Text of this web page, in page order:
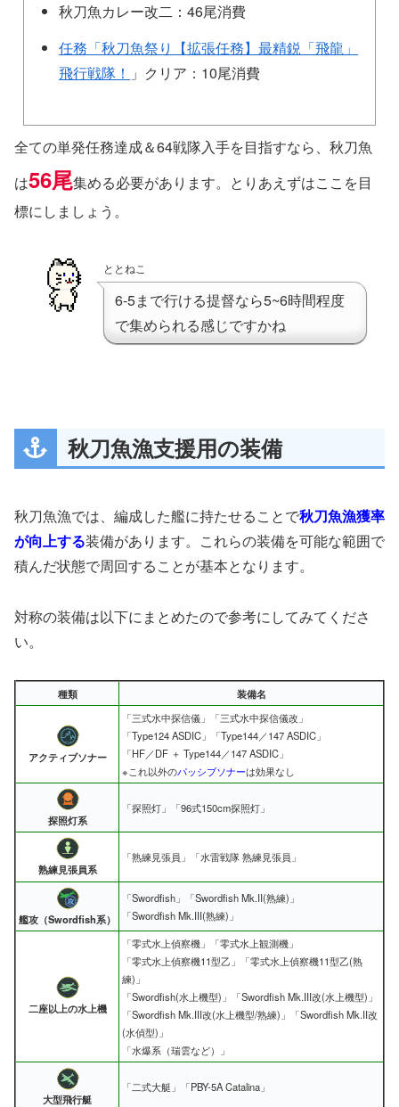
秋刀魚カレー改二：46尾消費
任務「秋刀魚祭り【拡張任務】最精鋭「飛龍」
飛行戦隊！ 」クリア：10尾消費
全ての単発任務達成＆64戦隊入手を目指すなら、秋刀魚
は56尾集める必要があります。とりあえずはここを目
標にしましょう。
ととねこ
6-5まで行ける提督なら5~6時間程度
で集められる感じですかね
秋刀魚漁支援用の装備
秋刀魚漁では、編成した艦に持たせることで秋刀魚漁獲率
が向上する装備があります。これらの装備を可能な範囲で
積んだ状態で周回することが基本となります。
対称の装備は以下にまとめたので参考にしてみてくださ
い。
種類 装備名
アクティブソナー
「三式水中探信儀」「三式水中探信儀改」
「Type124 ASDIC」「Type144／147 ASDIC」
「HF／DF ＋ Type144／147 ASDIC」
※これ以外のパッシブソナーは効果なし
探照灯系
「探照灯」「96式150cm探照灯」
熟練見張員系
「熟練見張員」「水雷戦隊 熟練見張員」
艦攻（Swordfish系）
「Swordfish」「Swordfish Mk.II(熟練)」
「Swordfish Mk.III(熟練)」
二座以上の水上機
「零式水上偵察機」「零式水上観測機」
「零式水上偵察機11型乙」「零式水上偵察機11型乙(熟
練)」
「Swordfish(水上機型)」「Swordfish Mk.III改(水上機型)」
「Swordfish Mk.III改(水上機型/熟練)」「Swordfish Mk.II改
(水偵型)」
「水爆系（瑞雲など）」
大型飛行艇
「二式大艇」「PBY-5A Catalina」